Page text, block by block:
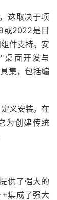
这取决于项
或2022是目
件支持。安
桌面开发与
集，包括编
义安装。在
为创建传统
供了强大的
集成了强大